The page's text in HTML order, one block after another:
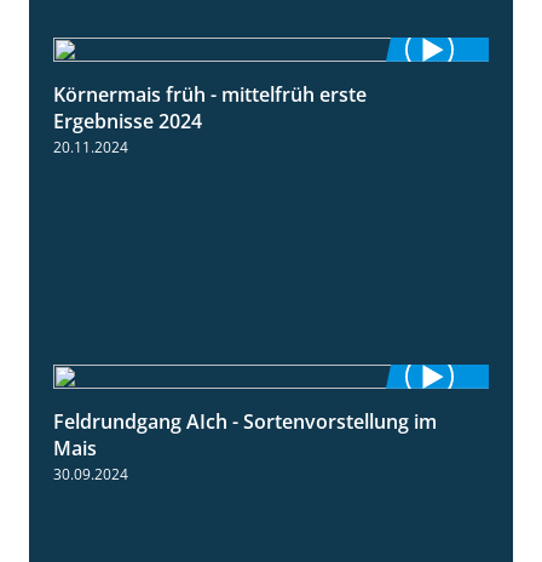
Körnermais früh - mittelfrüh erste
Ergebnisse 2024
20.11.2024
11:24
Feldrundgang AIch - Sortenvorstellung im
Mais
30.09.2024